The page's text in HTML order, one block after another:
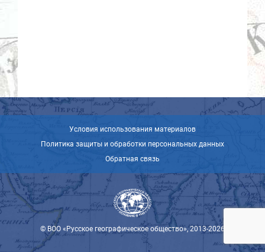
Условия использования материалов
Политика защиты и обработки персональных данных
Обратная связь
© ВОО «Русское географическое общество», 2013-2026